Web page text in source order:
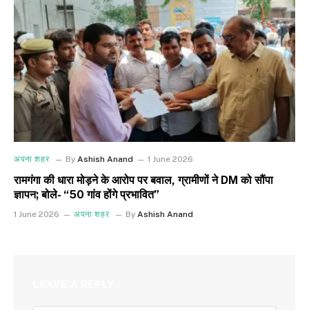
अपना शहर By Ashish Anand 1 June 2026
रामगंगा की धारा मोड़ने के आरोप पर बवाल, ग्रामीणों ने DM को सौंपा
ज्ञापन; बोले- “50 गांव होंगे प्रभावित”
1 June 2026 अपना शहर By Ashish Anand